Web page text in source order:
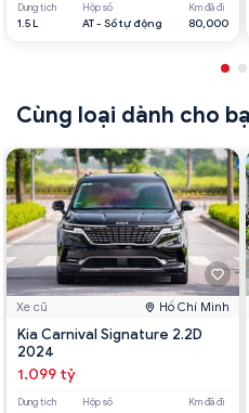
Dung tích
1.5 L
Hộp số
AT - Số tự động
Km đã đi
80,000
Cùng loại dành cho
Xe cũ Hồ Chí Minh
Kia Carnival Signature 2.2D
2024
1.099 tỷ
Dung tích Hộp số Km đã đi